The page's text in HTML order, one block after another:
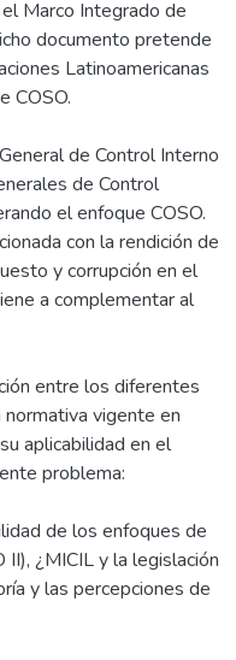
Marco Integrado de
documento pretende
Latinoamericanas
COSO.
de Control Interno
de Control
el enfoque COSO.
con la rendición de
y corrupción en el
a complementar al
entre los diferentes
vigente en
aplicabilidad en el
problema:
de los enfoques de
II), ¿MICIL y la legislación
y las percepciones de